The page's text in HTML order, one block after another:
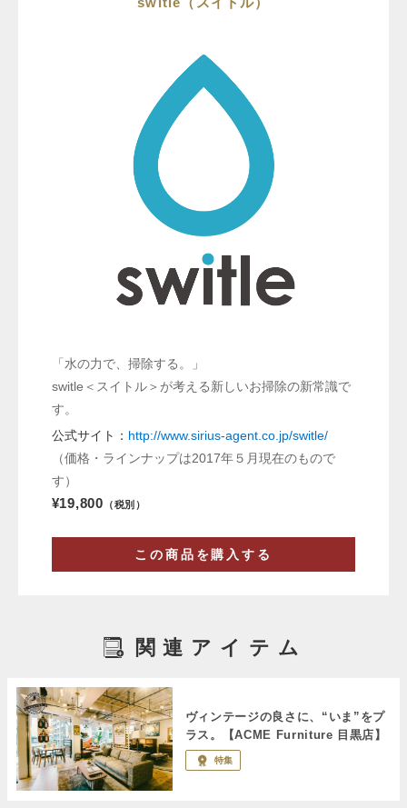
「水の力で、掃除する。」
switle＜スイトル＞が考える新しいお掃除の新常識で
す。
公式サイト： http://www.sirius-agent.co.jp/switle/
（価格・ラインナップは2017年５月現在のもので
す）
¥19,800 （税別）
この商品を購入する
関連アイテム
ヴィンテージの良さに、“いま”をプ
ラス。【ACME Furniture 目黒店】
特集